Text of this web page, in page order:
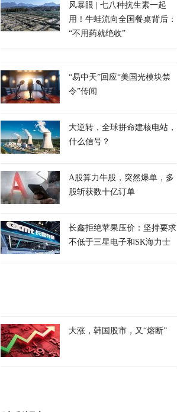
风暴眼 | 七八种抗生素一起
用！牛蛙流向全国餐桌背后：
“不用药就绝收”
“易中天”回应“美国光模块禁
令”传闻
大逆转，全球拼命建核电站，
什么信号？
A股算力牛股，突然爆单，多
股斩获数十亿订单
长鑫拒绝苹果压价：坚持要求
不低于三星电子和SK海力士
大涨，韩国股市，又“熔断”